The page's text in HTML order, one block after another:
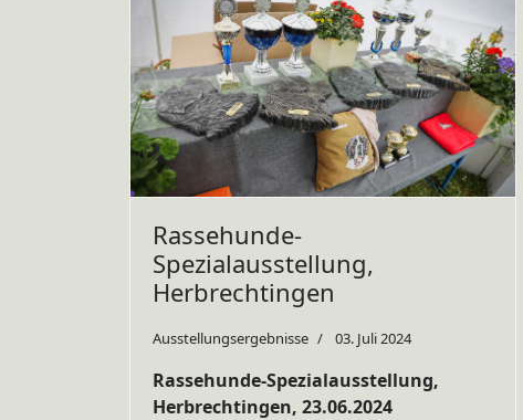
Rassehunde-
Spezialausstellung,
Herbrechtingen
Ausstellungsergebnisse 03. Juli 2024
Rassehunde-Spezialausstellung,
Herbrechtingen, 23.06.2024